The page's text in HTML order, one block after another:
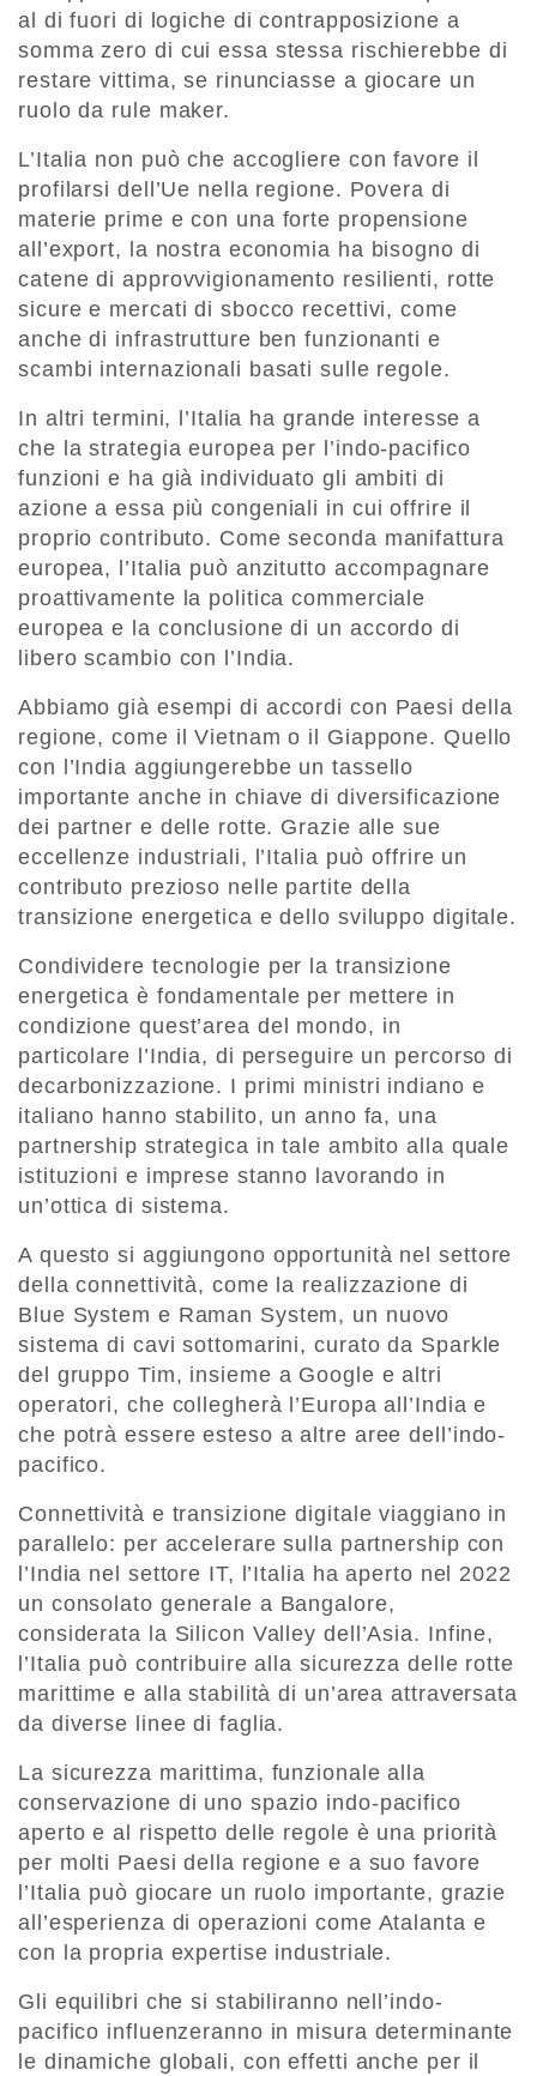
al di fuori di logiche di contrapposizione a
somma zero di cui essa stessa rischierebbe di
restare vittima, se rinunciasse a giocare un
ruolo da rule maker.
L’Italia non può che accogliere con favore il
profilarsi dell’Ue nella regione. Povera di
materie prime e con una forte propensione
all’export, la nostra economia ha bisogno di
catene di approvvigionamento resilienti, rotte
sicure e mercati di sbocco recettivi, come
anche di infrastrutture ben funzionanti e
scambi internazionali basati sulle regole.
In altri termini, l’Italia ha grande interesse a
che la strategia europea per l’indo-pacifico
funzioni e ha già individuato gli ambiti di
azione a essa più congeniali in cui offrire il
proprio contributo. Come seconda manifattura
europea, l’Italia può anzitutto accompagnare
proattivamente la politica commerciale
europea e la conclusione di un accordo di
libero scambio con l’India.
Abbiamo già esempi di accordi con Paesi della
regione, come il Vietnam o il Giappone. Quello
con l’India aggiungerebbe un tassello
importante anche in chiave di diversificazione
dei partner e delle rotte. Grazie alle sue
eccellenze industriali, l’Italia può offrire un
contributo prezioso nelle partite della
transizione energetica e dello sviluppo digitale.
Condividere tecnologie per la transizione
energetica è fondamentale per mettere in
condizione quest’area del mondo, in
particolare l’India, di perseguire un percorso di
decarbonizzazione. I primi ministri indiano e
italiano hanno stabilito, un anno fa, una
partnership strategica in tale ambito alla quale
istituzioni e imprese stanno lavorando in
un’ottica di sistema.
A questo si aggiungono opportunità nel settore
della connettività, come la realizzazione di
Blue System e Raman System, un nuovo
sistema di cavi sottomarini, curato da Sparkle
del gruppo Tim, insieme a Google e altri
operatori, che collegherà l’Europa all’India e
che potrà essere esteso a altre aree dell’indo-
pacifico.
Connettività e transizione digitale viaggiano in
parallelo: per accelerare sulla partnership con
l’India nel settore IT, l’Italia ha aperto nel 2022
un consolato generale a Bangalore,
considerata la Silicon Valley dell’Asia. Infine,
l’Italia può contribuire alla sicurezza delle rotte
marittime e alla stabilità di un’area attraversata
da diverse linee di faglia.
La sicurezza marittima, funzionale alla
conservazione di uno spazio indo-pacifico
aperto e al rispetto delle regole è una priorità
per molti Paesi della regione e a suo favore
l’Italia può giocare un ruolo importante, grazie
all’esperienza di operazioni come Atalanta e
con la propria expertise industriale.
Gli equilibri che si stabiliranno nell’indo-
pacifico influenzeranno in misura determinante
le dinamiche globali, con effetti anche per il